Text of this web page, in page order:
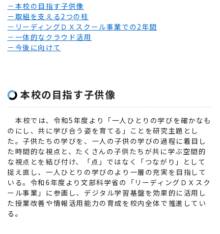
－本校の目指す子供像
－取組を支える2つの柱
－リーディングＤＸスクール事業での2年間
－一体的なクラウド活用
－今後に向けて
本校の目指す子供像
本校では、令和5年度より「一人ひとりの学びを確かなも
のにし、共に学び合う姿を育てる」ことを研究主題とし
た。子供たちの学びを、一人の子供の学びの過程に着目し
た時間的な視点と、たくさんの子供たちが共に学ぶ空間的
な視点とを結び付け、「点」ではなく「つながり」として
捉え直し、一人ひとりの学びのより一層の充実を目指して
いる。令和6年度より文部科学省の「リーディングＤＸスク
ール事業」に参画し、デジタル学習基盤を効果的に活用し
た授業改善や情報活用能力の育成を校内全体で推進してい
る。